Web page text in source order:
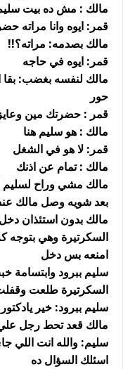
مالك : مش ده بيت
قمر: ايوه وانا مراته
مالك بصدمه: مراته؟!!
قمر: ايوه في حاجه
مالك لنفسه بغضب: بقا
حور
قمر : حضرتك مين
مالك : هو سليم هنا
قمر: لا هو في الشغل
مالك : تمام عن اذنك
مالك مشي وراح لسليم
بعد شويه وصل مالك
مالك بدون استئذان
السكرتيرة وهي بتوجه
امنعه بس دخل
سليم ببرود وابتسامة
السكرتيرة طلعت
سليم ببرود: خير
مالك قعد تحط رجل
سليم: والله انت اللي
اسئلك السؤال ده